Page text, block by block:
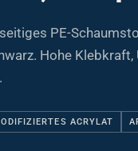
PE-
Hohe Klebkraft,
ACRYLAT